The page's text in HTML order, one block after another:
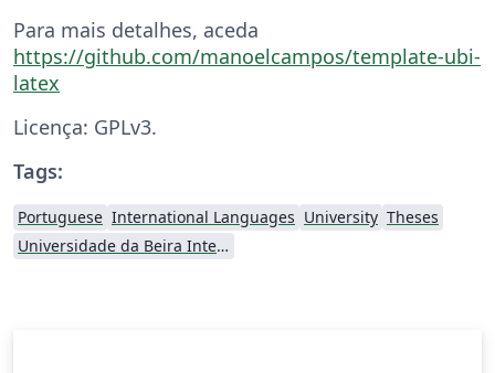
Para mais detalhes, aceda
https://github.com/manoelcampos/template-ubi-
latex
Licença: GPLv3.
Tags:
Portuguese International Languages University Theses
Universidade da Beira Interior (UBI)